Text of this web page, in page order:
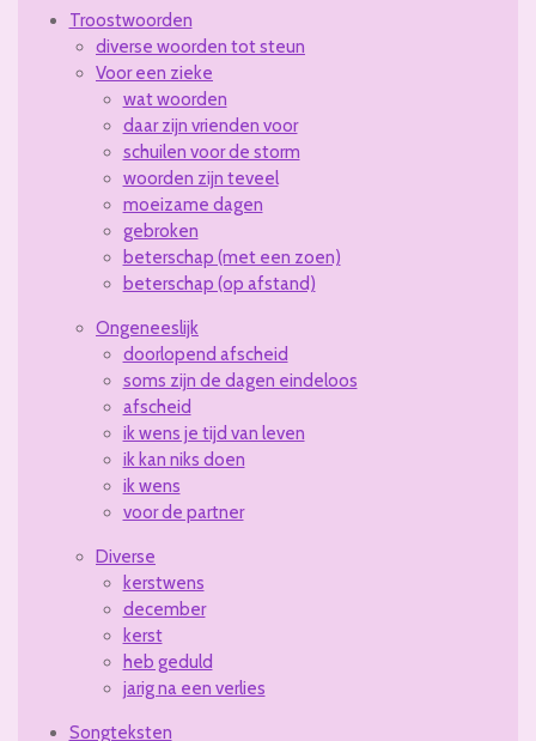
Troostwoorden
diverse woorden tot steun
Voor een zieke
wat woorden
daar zijn vrienden voor
schuilen voor de storm
woorden zijn teveel
moeizame dagen
gebroken
beterschap (met een zoen)
beterschap (op afstand)
Ongeneeslijk
doorlopend afscheid
soms zijn de dagen eindeloos
afscheid
ik wens je tijd van leven
ik kan niks doen
ik wens
voor de partner
Diverse
kerstwens
december
kerst
heb geduld
jarig na een verlies
Songteksten